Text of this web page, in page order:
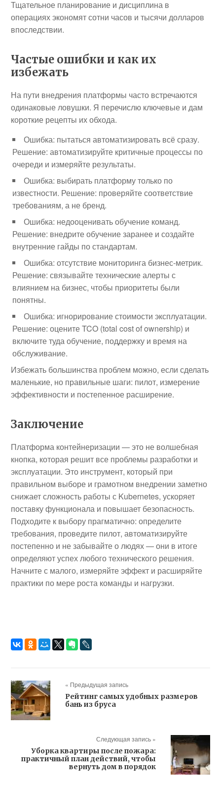
Тщательное планирование и дисциплина в
операциях экономят сотни часов и тысячи долларов
впоследствии.
Частые ошибки и как их
избежать
На пути внедрения платформы часто встречаются
одинаковые ловушки. Я перечислю ключевые и дам
короткие рецепты их обхода.
Ошибка: пытаться автоматизировать всё сразу.
Решение: автоматизируйте критичные процессы по
очереди и измеряйте результаты.
Ошибка: выбирать платформу только по
известности. Решение: проверяйте соответствие
требованиям, а не бренд.
Ошибка: недооценивать обучение команд.
Решение: внедрите обучение заранее и создайте
внутренние гайды по стандартам.
Ошибка: отсутствие мониторинга бизнес‑метрик.
Решение: связывайте технические алерты с
влиянием на бизнес, чтобы приоритеты были
понятны.
Ошибка: игнорирование стоимости эксплуатации.
Решение: оцените TCO (total cost of ownership) и
включите туда обучение, поддержку и время на
обслуживание.
Избежать большинства проблем можно, если сделать
маленькие, но правильные шаги: пилот, измерение
эффективности и постепенное расширение.
Заключение
Платформа контейнеризации — это не волшебная
кнопка, которая решит все проблемы разработки и
эксплуатации. Это инструмент, который при
правильном выборе и грамотном внедрении заметно
снижает сложность работы с Kubernetes, ускоряет
поставку функционала и повышает безопасность.
Подходите к выбору прагматично: определите
требования, проведите пилот, автоматизируйте
постепенно и не забывайте о людях — они в итоге
определяют успех любого технического решения.
Начните с малого, измеряйте эффект и расширяйте
практики по мере роста команды и нагрузки.
« Предыдущая запись
Рейтинг самых удобных размеров
бань из бруса
Следующая запись »
Уборка квартиры после пожара:
практичный план действий, чтобы
вернуть дом в порядок